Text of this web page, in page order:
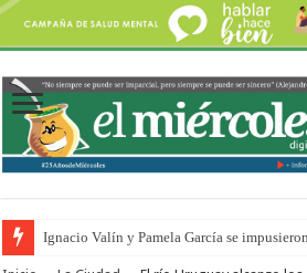
Ignacio Valín y Pamela García se